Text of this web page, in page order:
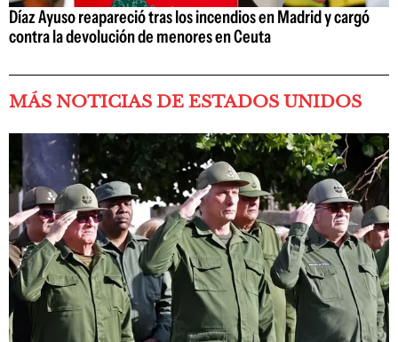
Díaz Ayuso reapareció tras los incendios en Madrid y cargó
contra la devolución de menores en Ceuta
MÁS NOTICIAS DE ESTADOS UNIDOS